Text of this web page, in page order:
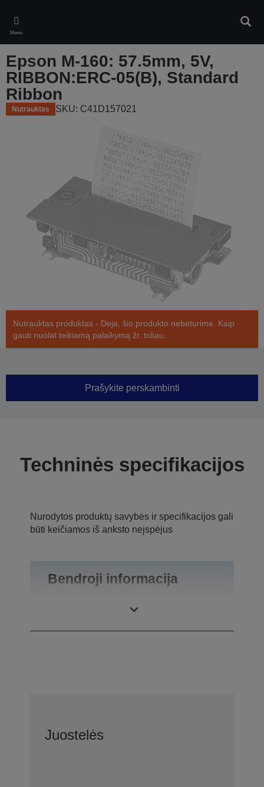
main
content
Meniu
Epson M-160: 57.5mm, 5V,
RIBBON:ERC-05(B), Standard
Ribbon
Nutrauktas SKU: C41D157021
Nutrauktas produktas - Deja, šio produkto nebeturime. Kaip
gauti nuolat teikiamą palaikymą žr. toliau.
Prašykite perskambinti
Techninės specifikacijos
Nurodytos produktų savybės ir specifikacijos gali
būti keičiamos iš anksto neįspėjus
Bendroji informacija
Juostelės